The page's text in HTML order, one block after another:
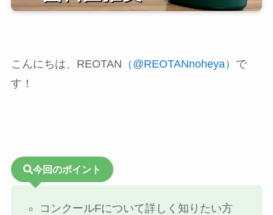
こんにちは、REOTAN （@REOTANnoheya） で
す！
今回のポイント
コンクールFについて詳しく知りたい方